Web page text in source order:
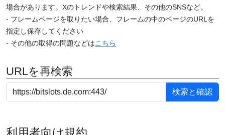
場合があります。Xのトレンドや検索結果、その他のSNSなど。
- フレームページを取りたい場合、フレームの中のページのURLを
指定し保存してください
- その他の取得の問題などはこちら
URLを再検索